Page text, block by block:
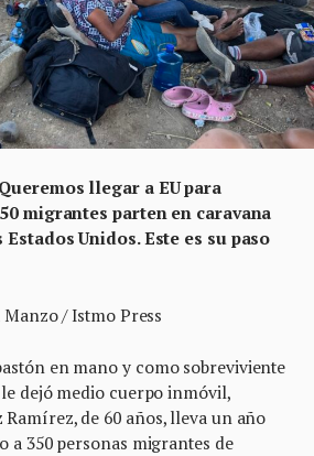
llegar a EU para
migrantes parten en caravana
Unidos. Este es su paso
/ Istmo Press
en mano y como sobreviviente
dejó medio cuerpo inmóvil,
de 60 años, lleva un año
a 350 personas migrantes de